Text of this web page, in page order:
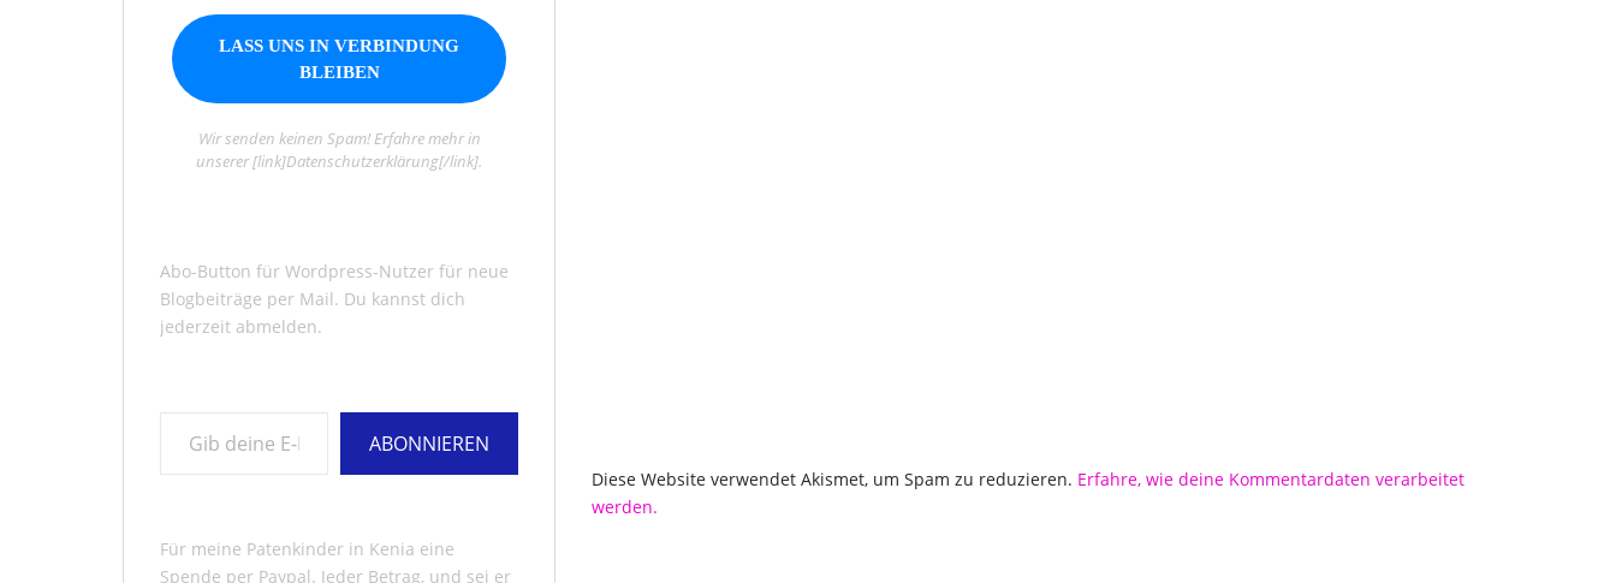
Diese Website verwendet Akismet, um Spam zu reduzieren. Erfahre, wie deine Kommentardaten verarbeitet
werden.
Wir senden keinen Spam! Erfahre mehr in
unserer [link]Datenschutzerklärung[/link].
Abo-Button für Wordpress-Nutzer für neue
Blogbeiträge per Mail. Du kannst dich
jederzeit abmelden.
ABONNIEREN
Für meine Patenkinder in Kenia eine
Spende per Paypal. Jeder Betrag, und sei er